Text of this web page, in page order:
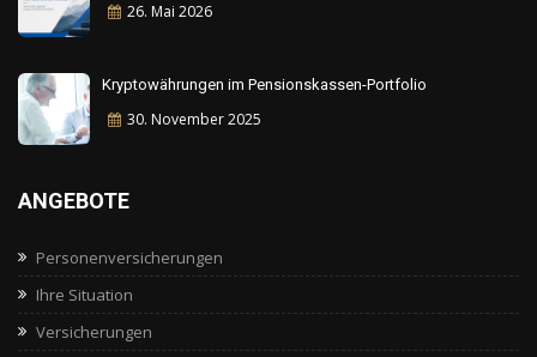
26. Mai 2026
Kryptowährungen im Pensionskassen-Portfolio
30. November2025
ANGEBOTE
Personenversicherungen
Ihre Situation
Versicherungen